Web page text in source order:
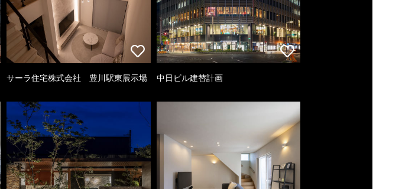
サーラ住宅株式会社 豊川駅東展示場 中日ビル建替計画